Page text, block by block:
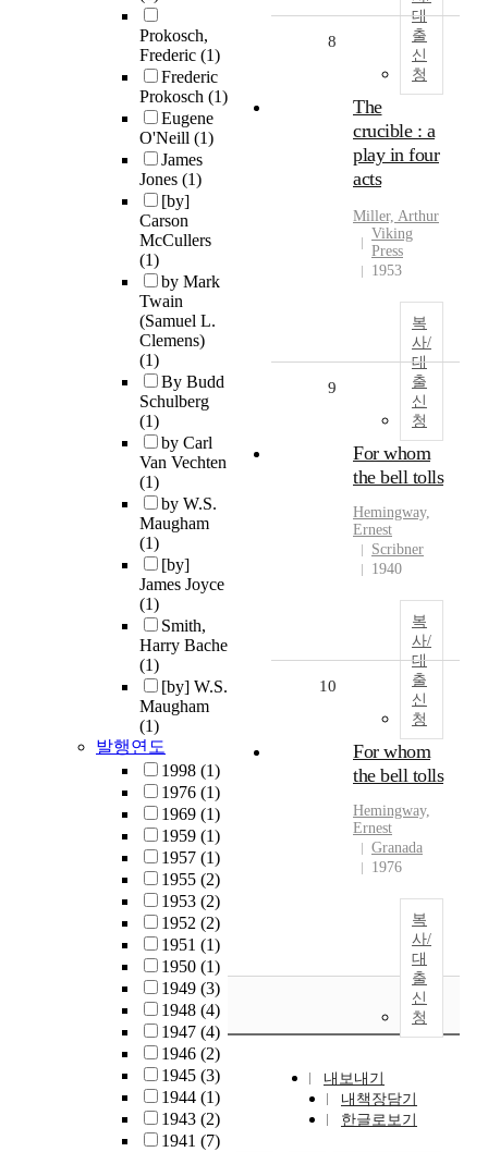
Prokosch,
Frederic (1)
Frederic
Prokosch (1)
Eugene
O'Neill (1)
James
Jones (1)
[by]
Carson
McCullers
(1)
by Mark
Twain
(Samuel L.
Clemens)
(1)
By Budd
Schulberg
(1)
by Carl
Van Vechten
(1)
by W.S.
Maugham
(1)
[by]
James Joyce
(1)
Smith,
Harry Bache
(1)
[by] W.S.
Maugham
(1)
발행연도
1998 (1)
1976 (1)
1969 (1)
1959 (1)
1957 (1)
1955 (2)
1953 (2)
1952 (2)
1951 (1)
1950 (1)
1949 (3)
1948 (4)
1947 (4)
1946 (2)
1945 (3)
1944 (1)
1943 (2)
1941 (7)
대
출
신
청
8
The
crucible : a
play in four
acts
Miller, Arthur
Viking
Press
1953
복
사/
대
출
신
청
9
For whom
the bell tolls
Hemingway,
Ernest
Scribner
1940
복
사/
대
출
신
청
10
For whom
the bell tolls
Hemingway,
Ernest
Granada
1976
복
사/
대
출
신
청
내보내기
내책장담기
한글로보기